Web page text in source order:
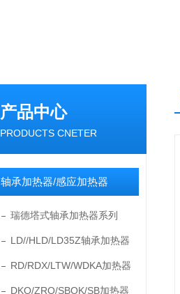
产品中心
PRODUCTS CNETER
轴承加热器/感应加热器
瑞德塔式轴承加热器系列
LD//HLD/LD35Z轴承加热器
RD/RDX/LTW/WDKA加热器
DKQ/ZRQ/SBOK/SB加热器